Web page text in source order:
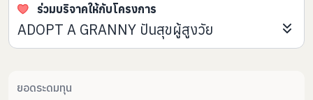
ร่วมบริจาคให้กับโครงการ
ADOPT A GRANNY ปันสุขผู้สูงวัย
ยอดระดมทุน